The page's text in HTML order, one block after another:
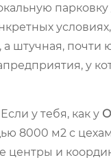
штучная, почти
у
у тебя, как у
8000 м2 с
центры и